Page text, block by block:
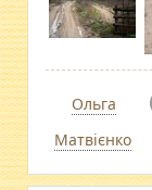
Ольга
Матвієнко